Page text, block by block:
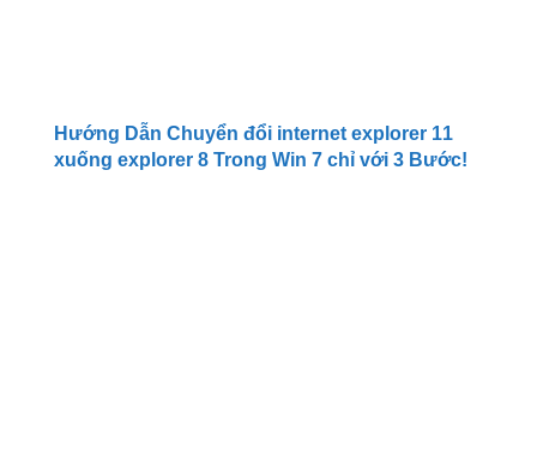
Hướng Dẫn Chuyển đổi internet explorer 11
xuống explorer 8 Trong Win 7 chỉ với 3 Bước!